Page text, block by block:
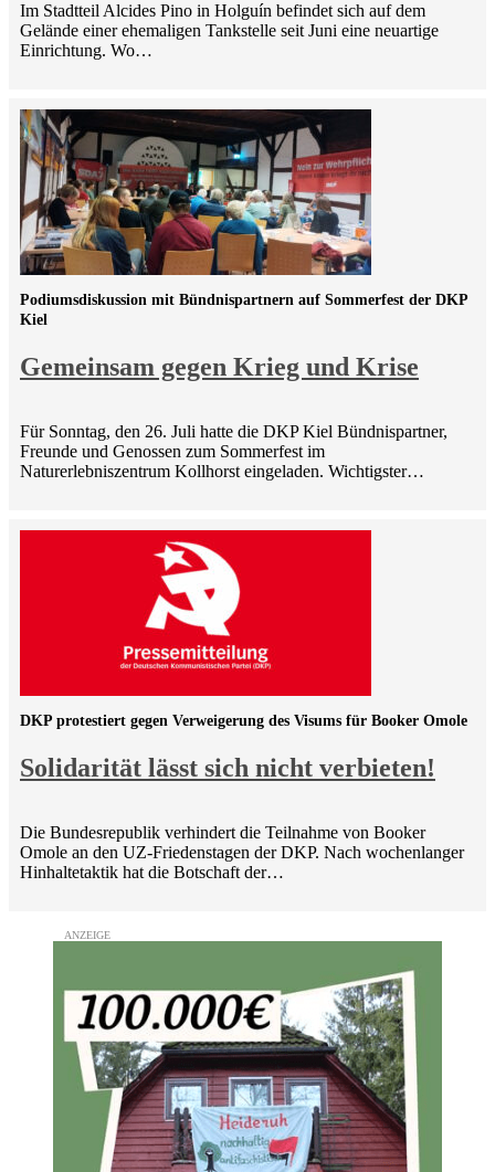
Im Stadtteil Alcides Pino in Holguín befindet sich auf dem
Gelände einer ehemaligen Tankstelle seit Juni eine neuartige
Einrichtung. Wo…
Gemeinsam gegen Krieg und Krise
Podiumsdiskussion mit Bündnispartnern auf Sommerfest der DKP
Kiel
Für Sonntag, den 26. Juli hatte die DKP Kiel Bündnispartner,
Freunde und Genossen zum Sommerfest im
Naturerlebniszentrum Kollhorst eingeladen. Wichtigster…
Solidarität lässt sich nicht verbieten!
DKP protestiert gegen Verweigerung des Visums für Booker Omole
Die Bundesrepublik verhindert die Teilnahme von Booker
Omole an den UZ-Friedenstagen der DKP. Nach wochenlanger
Hinhaltetaktik hat die Botschaft der…